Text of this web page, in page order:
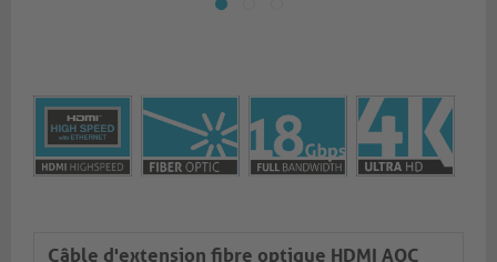
Câble d'extension fibre optique HDMI AOC